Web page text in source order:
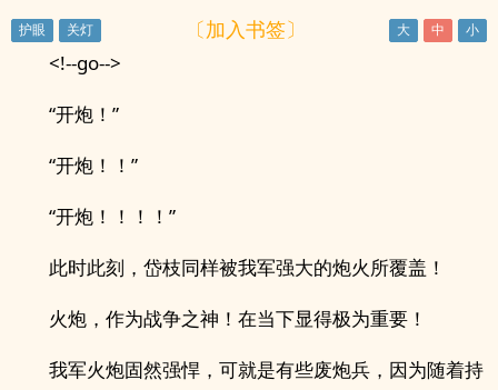
〔加入书签〕
<!--go-->
“开炮！”
“开炮！！”
“开炮！！！！”
此时此刻，岱枝同样被我军强大的炮火所覆盖！
火炮，作为战争之神！在当下显得极为重要！
我军火炮固然强悍，可就是有些废炮兵，因为随着持